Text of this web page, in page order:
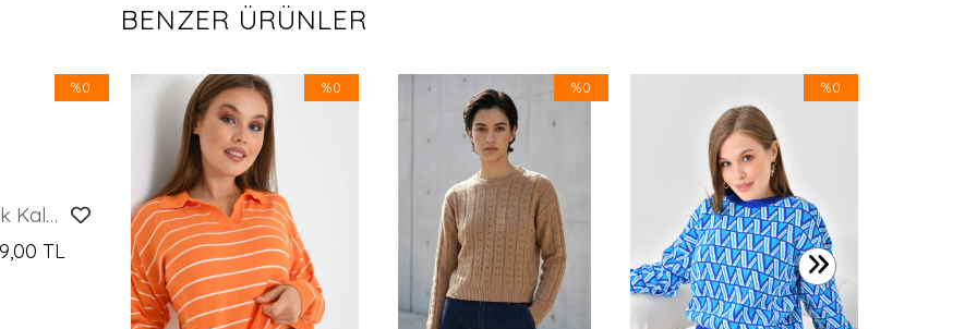
BENZER ÜRÜNLER
%0
Kadın Kazak Kalp Desenli Yuvarlak Yaka Kazak Camel - 8103
TL
%0 %0 %0